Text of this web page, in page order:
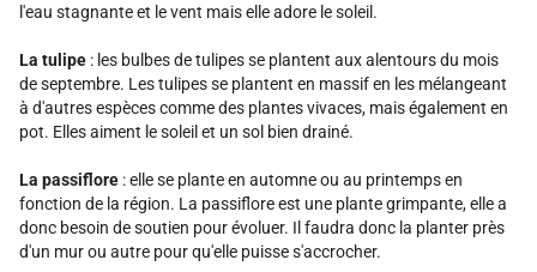
l'eau stagnante et le vent mais elle adore le soleil.
La tulipe : les bulbes de tulipes se plantent aux alentours du mois
de septembre. Les tulipes se plantent en massif en les mélangeant
à d'autres espèces comme des plantes vivaces, mais également en
pot. Elles aiment le soleil et un sol bien drainé.
La passiflore : elle se plante en automne ou au printemps en
fonction de la région. La passiflore est une plante grimpante, elle a
donc besoin de soutien pour évoluer. Il faudra donc la planter près
d'un mur ou autre pour qu'elle puisse s'accrocher.